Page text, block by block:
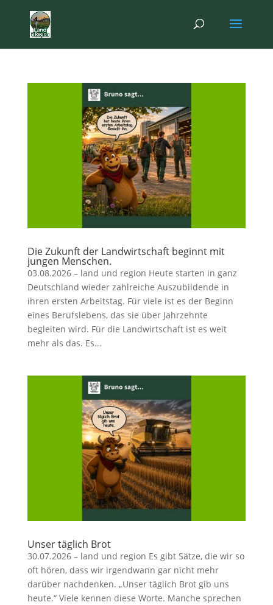
Die Zukunft der Landwirtschaft beginnt mit
jungen Menschen.
03.08.2026 – land und region Heute starten in ganz
Deutschland wieder zahlreiche Auszubildende in
ihren ersten Arbeitstag. Für viele ist es der Beginn
eines Berufslebens, das sie über Jahrzehnte
begleiten wird. Für die Landwirtschaft ist es weit
mehr als das. Es...
Unser täglich Brot
30.07.2026 – land und region Es gibt Sätze, die wir so
oft hören, dass wir irgendwann gar nicht mehr
darüber nachdenken. „Unser täglich Brot gib uns
heute.“ Viele kennen diese Worte. Manche sprechen